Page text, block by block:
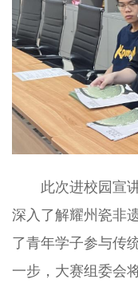
此次进校园宣讲
深入了解耀州瓷非
了青年学子参与传
一步，大赛组委会